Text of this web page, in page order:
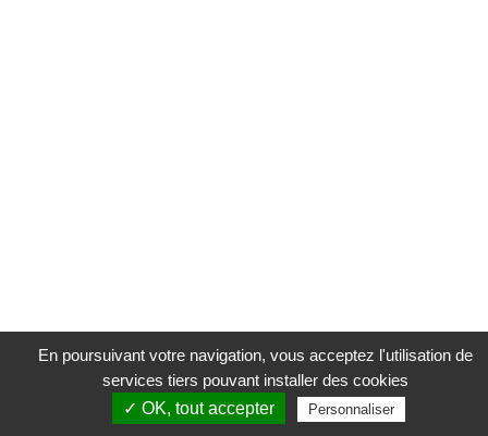
En poursuivant votre navigation, vous acceptez l'utilisation de
services tiers pouvant installer des cookies
✓ OK, tout accepter
Personnaliser